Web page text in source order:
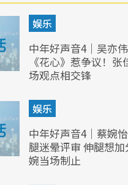
娱乐
中年好声音4｜吴亦
《花心》惹争议！
场观点相交锋
娱乐
中年好声音4｜蔡婉
腿迷晕评审 伸腿想
婉当场制止